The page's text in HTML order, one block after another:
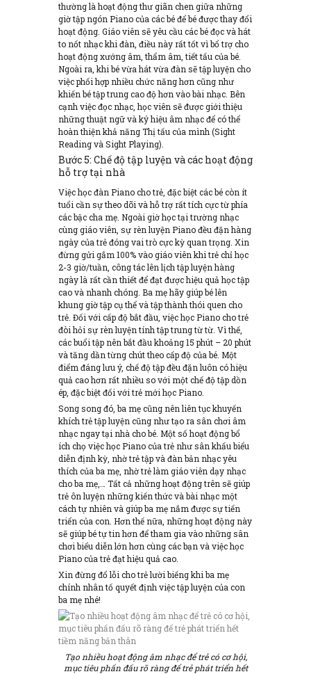
thường là hoạt động thư giãn chen giữa những
giờ tập ngón Piano của các bé để bé được thay đổi
hoạt động. Giáo viên sẽ yêu cầu các bé đọc và hát
to nốt nhạc khi đàn, điều này rất tốt vì bổ trợ cho
hoạt động xướng âm, thẩm âm, tiết tấu của bé.
Ngoài ra, khi bé vừa hát vừa đàn sẽ tập luyện cho
việc phối hợp nhiều chức năng hơn cũng như
khiến bé tập trung cao độ hơn vào bài nhạc. Bên
cạnh việc đọc nhạc, học viên sẽ được giới thiệu
những thuật ngữ và ký hiệu âm nhạc để có thể
hoàn thiện khả năng Thị tấu của mình (Sight
Reading và Sight Playing).
Bước 5: Chế độ tập luyện và các hoạt động
hỗ trợ tại nhà
Việc học đàn Piano cho trẻ, đặc biệt các bé còn ít
tuổi cần sự theo dõi và hỗ trợ rất tích cực từ phía
các bậc cha mẹ. Ngoài giờ học tại trường nhạc
cùng giáo viên, sự rèn luyện Piano đều đặn hàng
ngày của trẻ đóng vai trò cực kỳ quan trọng. Xin
đừng gửi gắm 100% vào giáo viên khi trẻ chỉ học
2-3 giờ/tuần, công tác lên lịch tập luyện hàng
ngày là rất cần thiết để đạt được hiệu quả học tập
cao và nhanh chóng. Ba mẹ hãy giúp bé lên
khung giờ tập cụ thể và tập thành thói quen cho
trẻ. Đối với cấp độ bắt đầu, việc học Piano cho trẻ
đòi hỏi sự rèn luyện tính tập trung từ từ. Vì thế,
các buổi tập nên bắt đầu khoảng 15 phút – 20 phút
và tăng dần từng chút theo cấp độ của bé. Một
điểm đáng lưu ý, chế độ tập đều đặn luôn có hiệu
quả cao hơn rất nhiều so với một chế độ tập dồn
ép, đặc biệt đối với trẻ mới học Piano.
Song song đó, ba mẹ cũng nên liên tục khuyến
khích trẻ tập luyện cũng như tạo ra sân chơi âm
nhạc ngay tại nhà cho bé. Một số hoạt động bổ
ích chọ việc học Piano của trẻ như sân khấu biểu
diễn định kỳ, nhờ trẻ tập và đàn bản nhạc yêu
thích của ba mẹ, nhờ trẻ làm giáo viên dạy nhạc
cho ba mẹ,… Tất cả những hoạt động trên sẽ giúp
trẻ ôn luyện những kiến thức và bài nhạc một
cách tự nhiên và giúp ba mẹ nắm được sự tiến
triển của con. Hơn thế nữa, những hoạt động này
sẽ giúp bé tự tin hơn để tham gia vào những sân
chơi biểu diễn lớn hơn cùng các bạn và việc học
Piano của trẻ đạt hiệu quả cao.
Xin đừng đổ lỗi cho trẻ lười biếng khi ba mẹ
chính nhân tố quyết định việc tập luyện của con
ba mẹ nhé!
Tạo nhiều hoạt động âm nhạc để trẻ có cơ hội,
mục tiêu phấn đấu rõ ràng để trẻ phát triển hết